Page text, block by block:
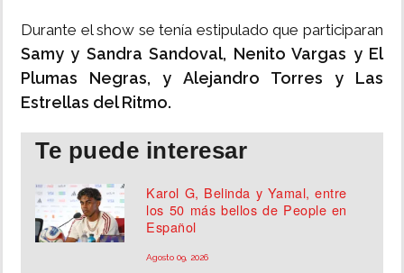
Durante el show se tenía estipulado que participaran
Samy y Sandra Sandoval, Nenito Vargas y El
Plumas Negras, y Alejandro Torres y Las
Estrellas del Ritmo.
Te puede interesar
Karol G, Belinda y Yamal, entre
los 50 más bellos de People en
Español
Agosto 09, 2026